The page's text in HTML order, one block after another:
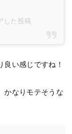
した投稿
い感じですね！
かなりモテそうな